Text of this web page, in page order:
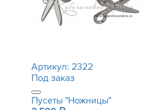
Артикул: 2322
Под заказ
Пусеты "Ножницы"